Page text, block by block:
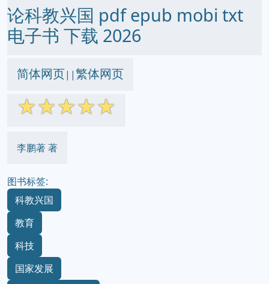
论科教兴国 pdf epub mobi txt
电子书 下载 2026
简体网页||繁体网页
☆☆☆☆☆
李鹏著 著
图书标签:
科教兴国
教育
科技
国家发展